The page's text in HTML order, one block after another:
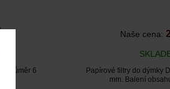
Průměr 6
Naše cena:
Papírové filtry do dýmky
mm. Balení